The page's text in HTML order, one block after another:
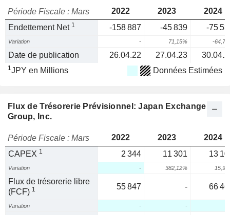
Période Fiscale : Mars 2022 2023
2024
Endettement Net 1 -158 887 -45 839 -75
Variation - 71,15% -
Date de publication 26.04.22 27.04.23
1JPY en Millions Données Estimées
Flux de Trésorerie Prévisionnel: Japan Exchange
Group, Inc.
Période Fiscale : Mars 2022 2023
2024
CAPEX 1 2 344 11 301 13
Variation - 382,12%
Flux de trésorerie libre
(FCF) 1 55 847 - 66
Variation - -